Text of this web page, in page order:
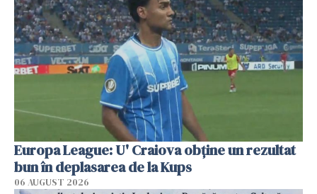
Europa League: U' Craiova obține un rezultat
bun în deplasarea de la Kups
06 AUGUST 2026